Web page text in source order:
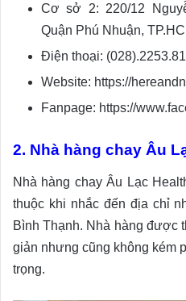
Cơ sở 2: 220/12
Quận Phú Nhuận,
Điện thoại:
Website: https://
Fanpage: https://
2. Nhà hàng chay Âu
Nhà hàng chay Âu Lạc
thuộc khi nhắc đến địa chỉ
Bình Thạnh. Nhà hàng được
giản nhưng cũng không kém
trọng.